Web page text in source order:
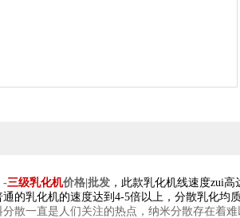
-三级乳化机价格|批发 ，此款乳化机线速度zui
的乳化机的速度达到4-5倍以上，分散乳化均
分散一直是人们关注的热点，纳米分散存在着